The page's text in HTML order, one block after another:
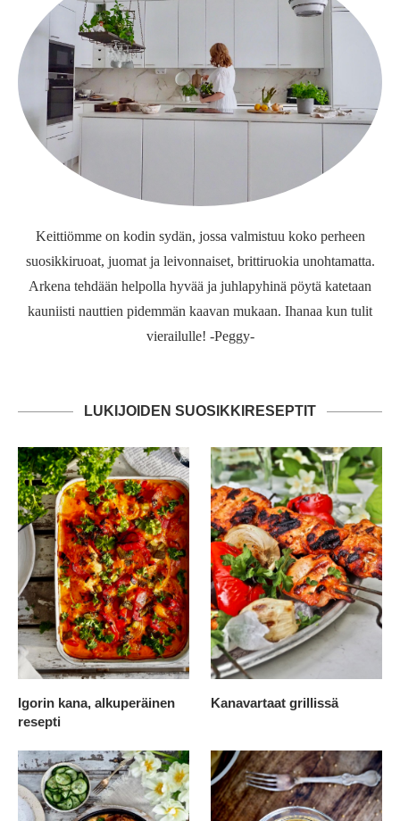
Keittiömme on kodin sydän, jossa valmistuu koko perheen
suosikkiruoat, juomat ja leivonnaiset, brittiruokia unohtamatta.
Arkena tehdään helpolla hyvää ja juhlapyhinä pöytä katetaan
kauniisti nauttien pidemmän kaavan mukaan. Ihanaa kun tulit
vierailulle! -Peggy-
LUKIJOIDEN SUOSIKKIRESEPTIT
Igorin kana, alkuperäinen
resepti
Kanavartaat grillissä